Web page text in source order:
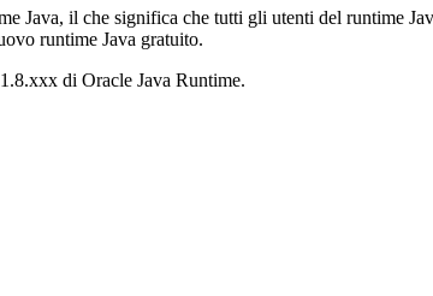
Java, il che significa che tutti gli utenti del runtime
runtime Java gratuito.
di Oracle Java Runtime.